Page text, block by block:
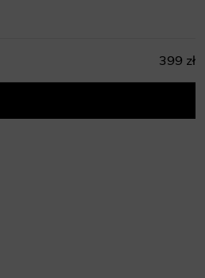
399 zł